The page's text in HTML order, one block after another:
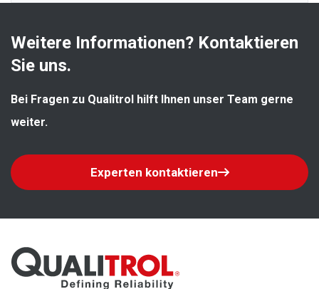
Weitere Informationen? Kontaktieren
Sie uns.
Bei Fragen zu Qualitrol hilft Ihnen unser Team gerne
weiter.
Experten kontaktieren